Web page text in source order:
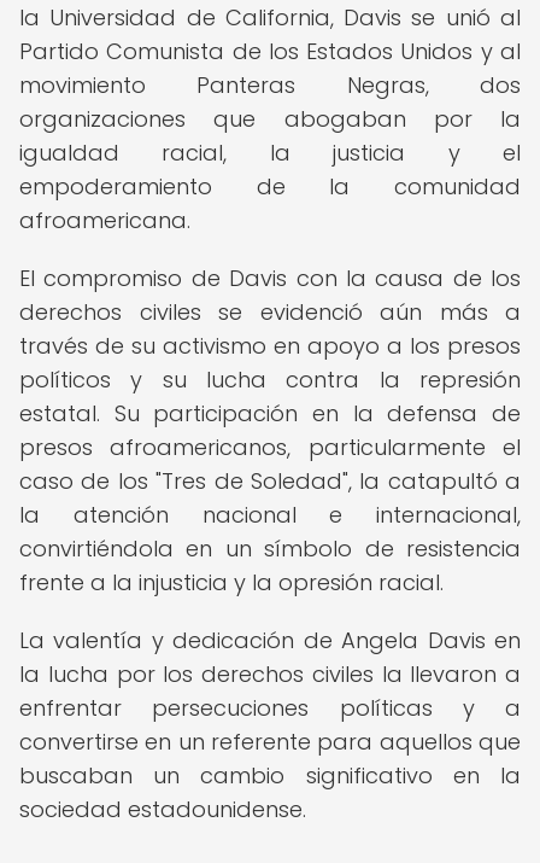
la Universidad de California, Davis se unió al
Partido Comunista de los Estados Unidos y al
movimiento Panteras Negras, dos
organizaciones que abogaban por la
igualdad racial, la justicia y el
empoderamiento de la comunidad
afroamericana.
El compromiso de Davis con la causa de los
derechos civiles se evidenció aún más a
través de su activismo en apoyo a los presos
políticos y su lucha contra la represión
estatal. Su participación en la defensa de
presos afroamericanos, particularmente el
caso de los "Tres de Soledad", la catapultó a
la atención nacional e internacional,
convirtiéndola en un símbolo de resistencia
frente a la injusticia y la opresión racial.
La valentía y dedicación de Angela Davis en
la lucha por los derechos civiles la llevaron a
enfrentar persecuciones políticas y a
convertirse en un referente para aquellos que
buscaban un cambio significativo en la
sociedad estadounidense.